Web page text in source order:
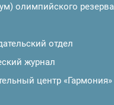
олимпийского резерва
отдел
журнал
центр «Гармония»